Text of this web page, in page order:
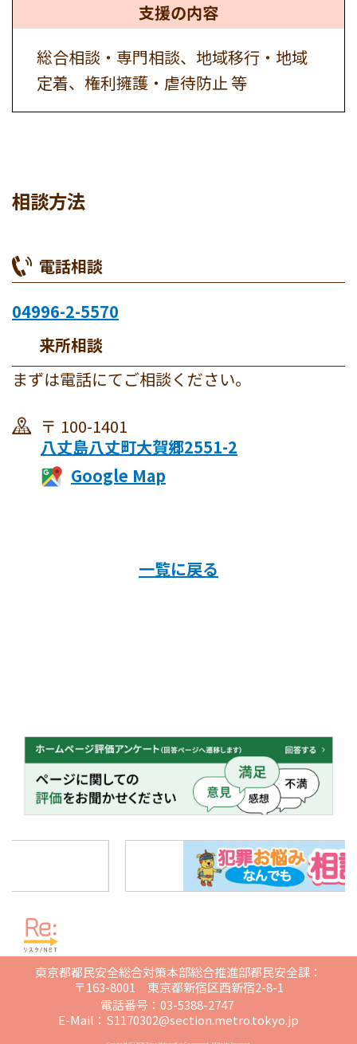
支援の内容
総合相談・専門相談、地域移行・地域
定着、権利擁護・虐待防止 等
相談方法
電話相談
04996-2-5570
来所相談
まずは電話にてご相談ください。
100-1401
八丈島八丈町大賀郷2551-2
一覧に戻る
東京都都民安全総合対策本部総合推進部都民安全課：
〒163-8001 東京都新宿区西新宿2-8-1
電話番号：03-5388-2747
E-Mail： S1170302@section.metro.tokyo.jp